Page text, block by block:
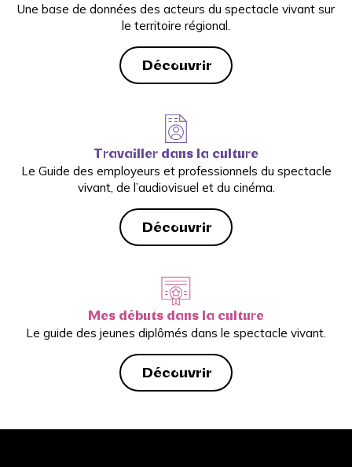
Une base de données des acteurs du spectacle vivant sur
le territoire régional.
Découvrir
Travailler dans la culture
Le Guide des employeurs et professionnels du spectacle
vivant, de l’audiovisuel et du cinéma.
Découvrir
Mes débuts dans la culture
Le guide des jeunes diplômés dans le spectacle vivant.
Découvrir